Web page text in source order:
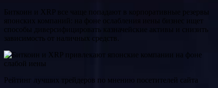
Биткоин и XRP все чаще попадают в корпоративные резервы
японских компаний: на фоне ослабления иены бизнес ищет
способы диверсифицировать казначейские активы и снизить
зависимость от наличных средств.
Рейтинг лучших трейдеров по мнению посетителей сайта